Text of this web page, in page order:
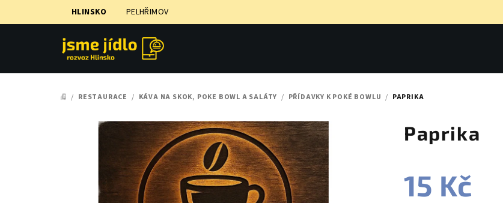
na
HLINSKO PELHŘIMOV
DOMŮ
/ RESTAURACE / KÁVA NA SKOK, POKE BOWL A SALÁTY / PŘÍDAVKY K POKÉ BOWLU / PAPRIKA
Paprika
15 Kč